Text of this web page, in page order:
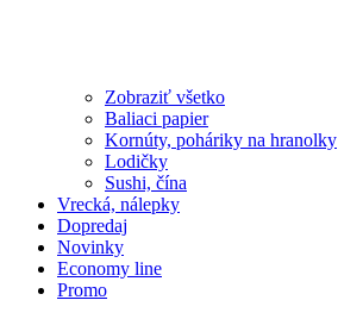
Zobraziť všetko
Baliaci papier
Kornúty, poháriky na hranolky
Lodičky
Sushi, čína
Vrecká, nálepky
Dopredaj
Novinky
Economy line
Promo